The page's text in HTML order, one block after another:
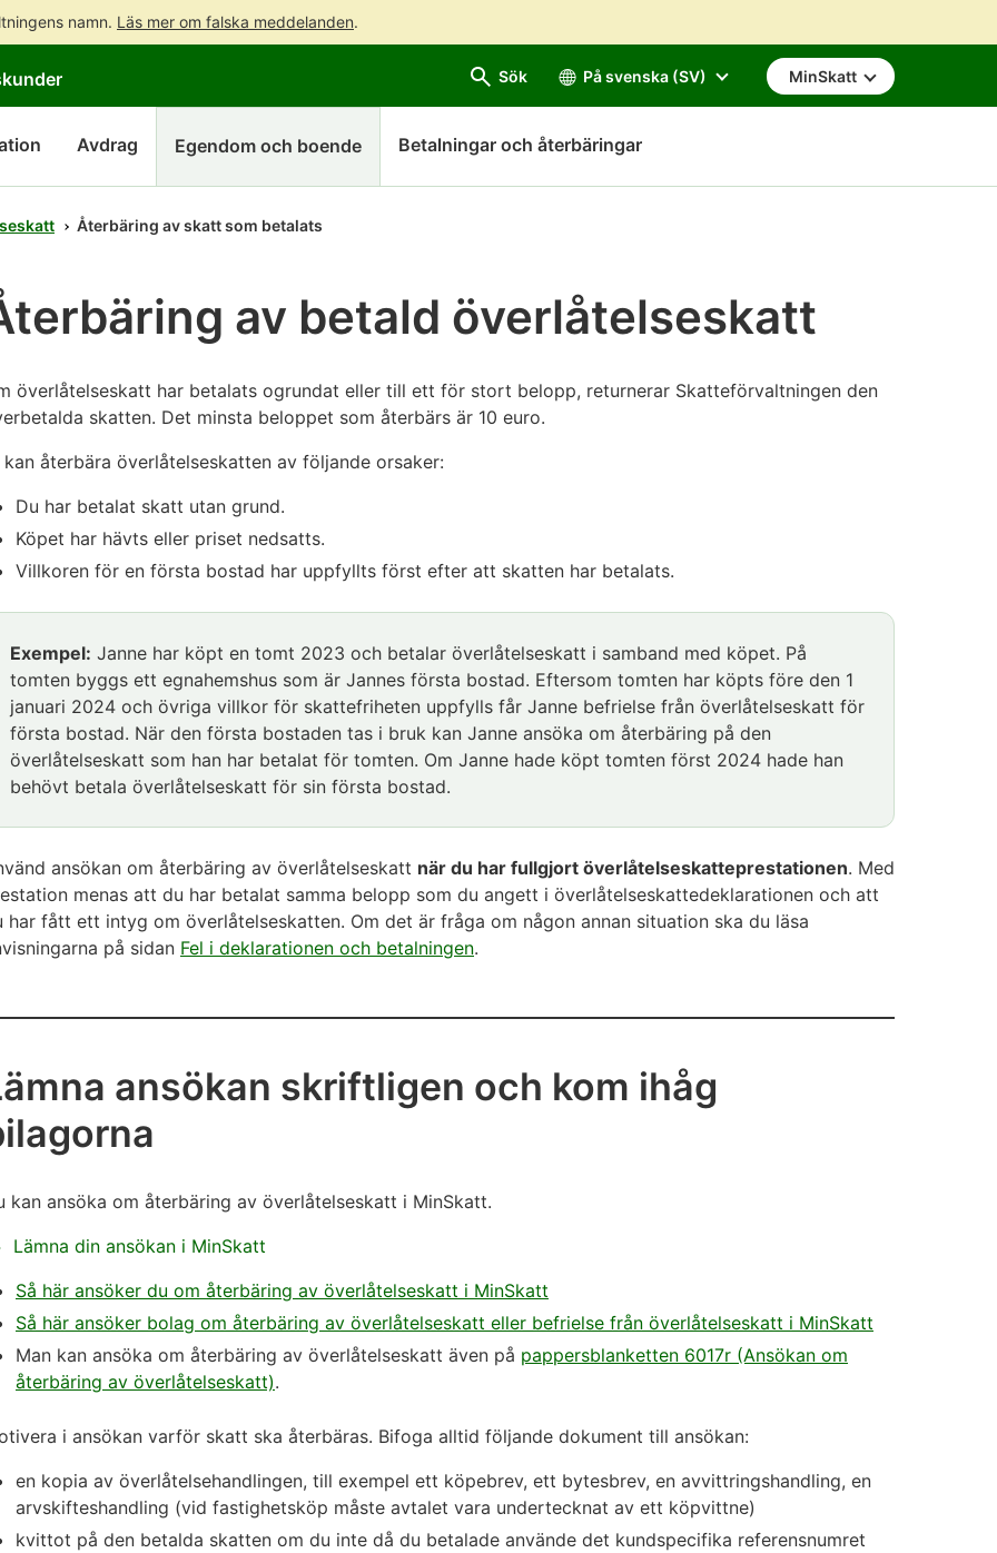
namn. Läs mer om falska meddelanden.
till
innehållet
hela
webbplatsens
chattbot-
diskussion
Sök På svenska (SV) MinSkatt
Avdrag Egendom och boende Betalningar och återbäringar
Återbäring av skatt som betalats
av betald överlåtelseskatt
överlåtelseskatt har betalats ogrundat eller till ett för stort belopp, returnerar Skatteförvaltningen den
skatten. Det minsta beloppet som återbärs är 10 euro.
kan återbära överlåtelseskatten av följande orsaker:
Du har betalat skatt utan grund.
Köpet har hävts eller priset nedsatts.
Villkoren för en första bostad har uppfyllts först efter att skatten har betalats.
Exempel: Janne har köpt en tomt 2023 och betalar överlåtelseskatt i samband med köpet. På
tomten byggs ett egnahemshus som är Jannes första bostad. Eftersom tomten har köpts före den 1
januari 2024 och övriga villkor för skattefriheten uppfylls får Janne befrielse från överlåtelseskatt för
första bostad. När den första bostaden tas i bruk kan Janne ansöka om återbäring på den
överlåtelseskatt som han har betalat för tomten. Om Janne hade köpt tomten först 2024 hade han
behövt betala överlåtelseskatt för sin första bostad.
ansökan om återbäring av överlåtelseskatt när du har fullgjort överlåtelseskatteprestationen. Med
menas att du har betalat samma belopp som du angett i överlåtelseskattedeklarationen och att
har fått ett intyg om överlåtelseskatten. Om det är fråga om någon annan situation ska du läsa
på sidan Fel i deklarationen och betalningen.
ansökan skriftligen och kom ihåg
kan ansöka om återbäring av överlåtelseskatt i MinSkatt.
Lämna din ansökan i MinSkatt
Så här ansöker du om återbäring av överlåtelseskatt i MinSkatt
Så här ansöker bolag om återbäring av överlåtelseskatt eller befrielse från överlåtelseskatt i MinSkatt
Man kan ansöka om återbäring av överlåtelseskatt även på pappersblanketten 6017r (Ansökan om
återbäring av överlåtelseskatt).
i ansökan varför skatt ska återbäras. Bifoga alltid följande dokument till ansökan:
en kopia av överlåtelsehandlingen, till exempel ett köpebrev, ett bytesbrev, en avvittringshandling, en
arvskifteshandling (vid fastighetsköp måste avtalet vara undertecknat av ett köpvittne)
kvittot på den betalda skatten om du inte då du betalade använde det kundspecifika referensnumret